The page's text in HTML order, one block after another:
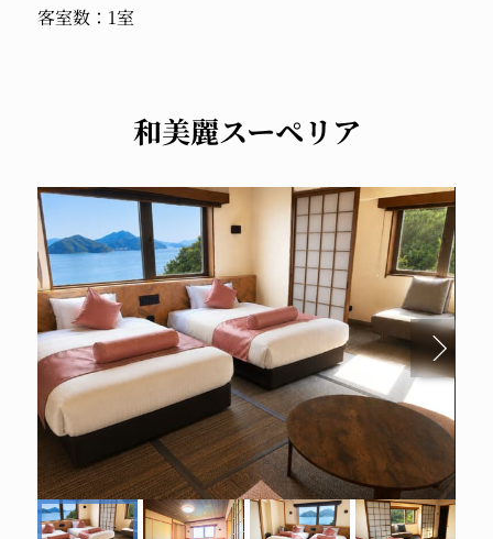
客室数：1室
和美麗スーペリア